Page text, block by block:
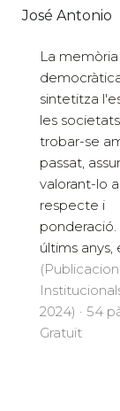
José Antonio
La memòria
sintetitza
les
trobar-se
passat,
valorant-lo
respecte i
ponderació.
últims anys,
2024) · 54
Gratuït